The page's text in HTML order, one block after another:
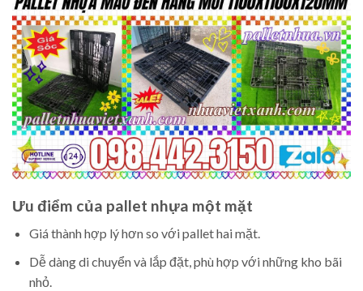
Ưu điểm của pallet nhựa một mặt
Giá thành hợp lý hơn so với pallet hai mặt.
Dễ dàng di chuyển và lắp đặt, phù hợp với những kho bãi
nhỏ.